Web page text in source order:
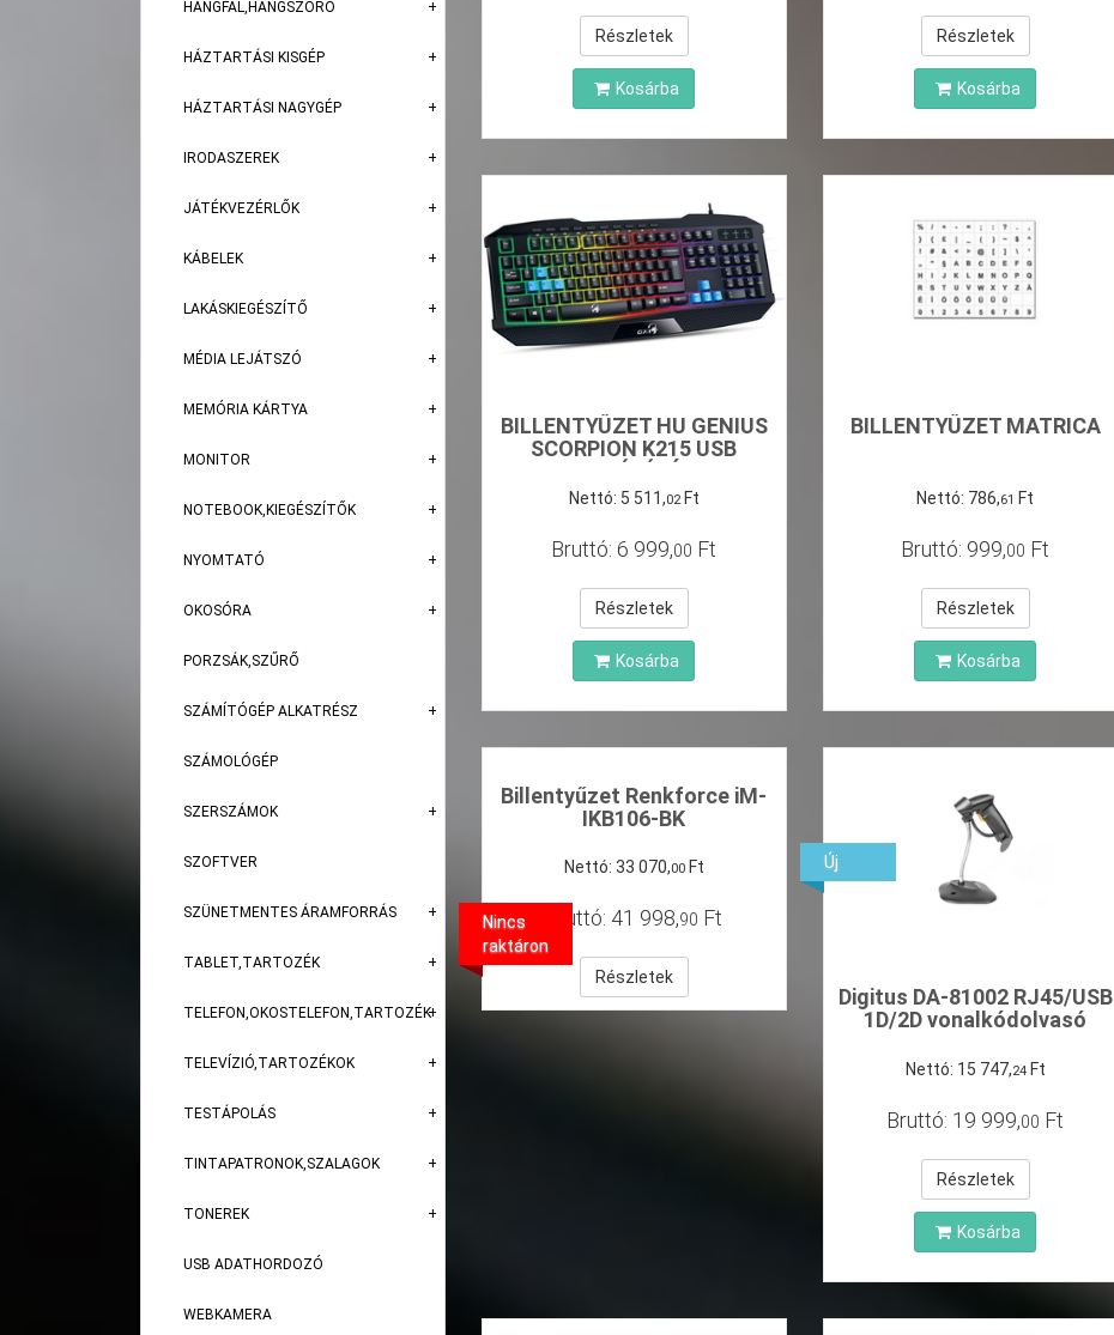
HANGFAL,HANGSZÓRÓ
HÁZTARTÁSI KISGÉP
HÁZTARTÁSI NAGYGÉP
IRODASZEREK
JÁTÉKVEZÉRLŐK
KÁBELEK
LAKÁSKIEGÉSZÍTŐ
MÉDIA LEJÁTSZÓ
MEMÓRIA KÁRTYA
MONITOR
NOTEBOOK,KIEGÉSZÍTŐK
NYOMTATÓ
OKOSÓRA
PORZSÁK,SZŰRŐ
SZÁMÍTÓGÉP ALKATRÉSZ
SZÁMOLÓGÉP
SZERSZÁMOK
SZOFTVER
SZÜNETMENTES ÁRAMFORRÁS
TABLET,TARTOZÉK
TELEFON,OKOSTELEFON,TARTOZÉK
TELEVÍZIÓ,TARTOZÉKOK
TESTÁPOLÁS
TINTAPATRONOK,SZALAGOK
TONEREK
USB ADATHORDOZÓ
WEBKAMERA
Részletek
Kosárba
Részletek
Kosárba
BILLENTYŰZET HU GENIUS
SCORPION K215 USB
Nettó: 5 511,02 Ft
Bruttó: 6 999,00 Ft
Részletek
Kosárba
BILLENTYŰZET MATRICA
Nettó: 786,61 Ft
Bruttó: 999,00 Ft
Részletek
Kosárba
Billentyűzet Renkforce iM-
IKB106-BK
Nettó: 33 070,00 Ft
Bruttó: 41 998,90 Ft
Részletek
Nincs
raktáron
Digitus DA-81002 RJ45/USB
1D/2D vonalkódolvasó
Nettó: 15 747,24 Ft
Bruttó: 19 999,00 Ft
Részletek
Kosárba
Új